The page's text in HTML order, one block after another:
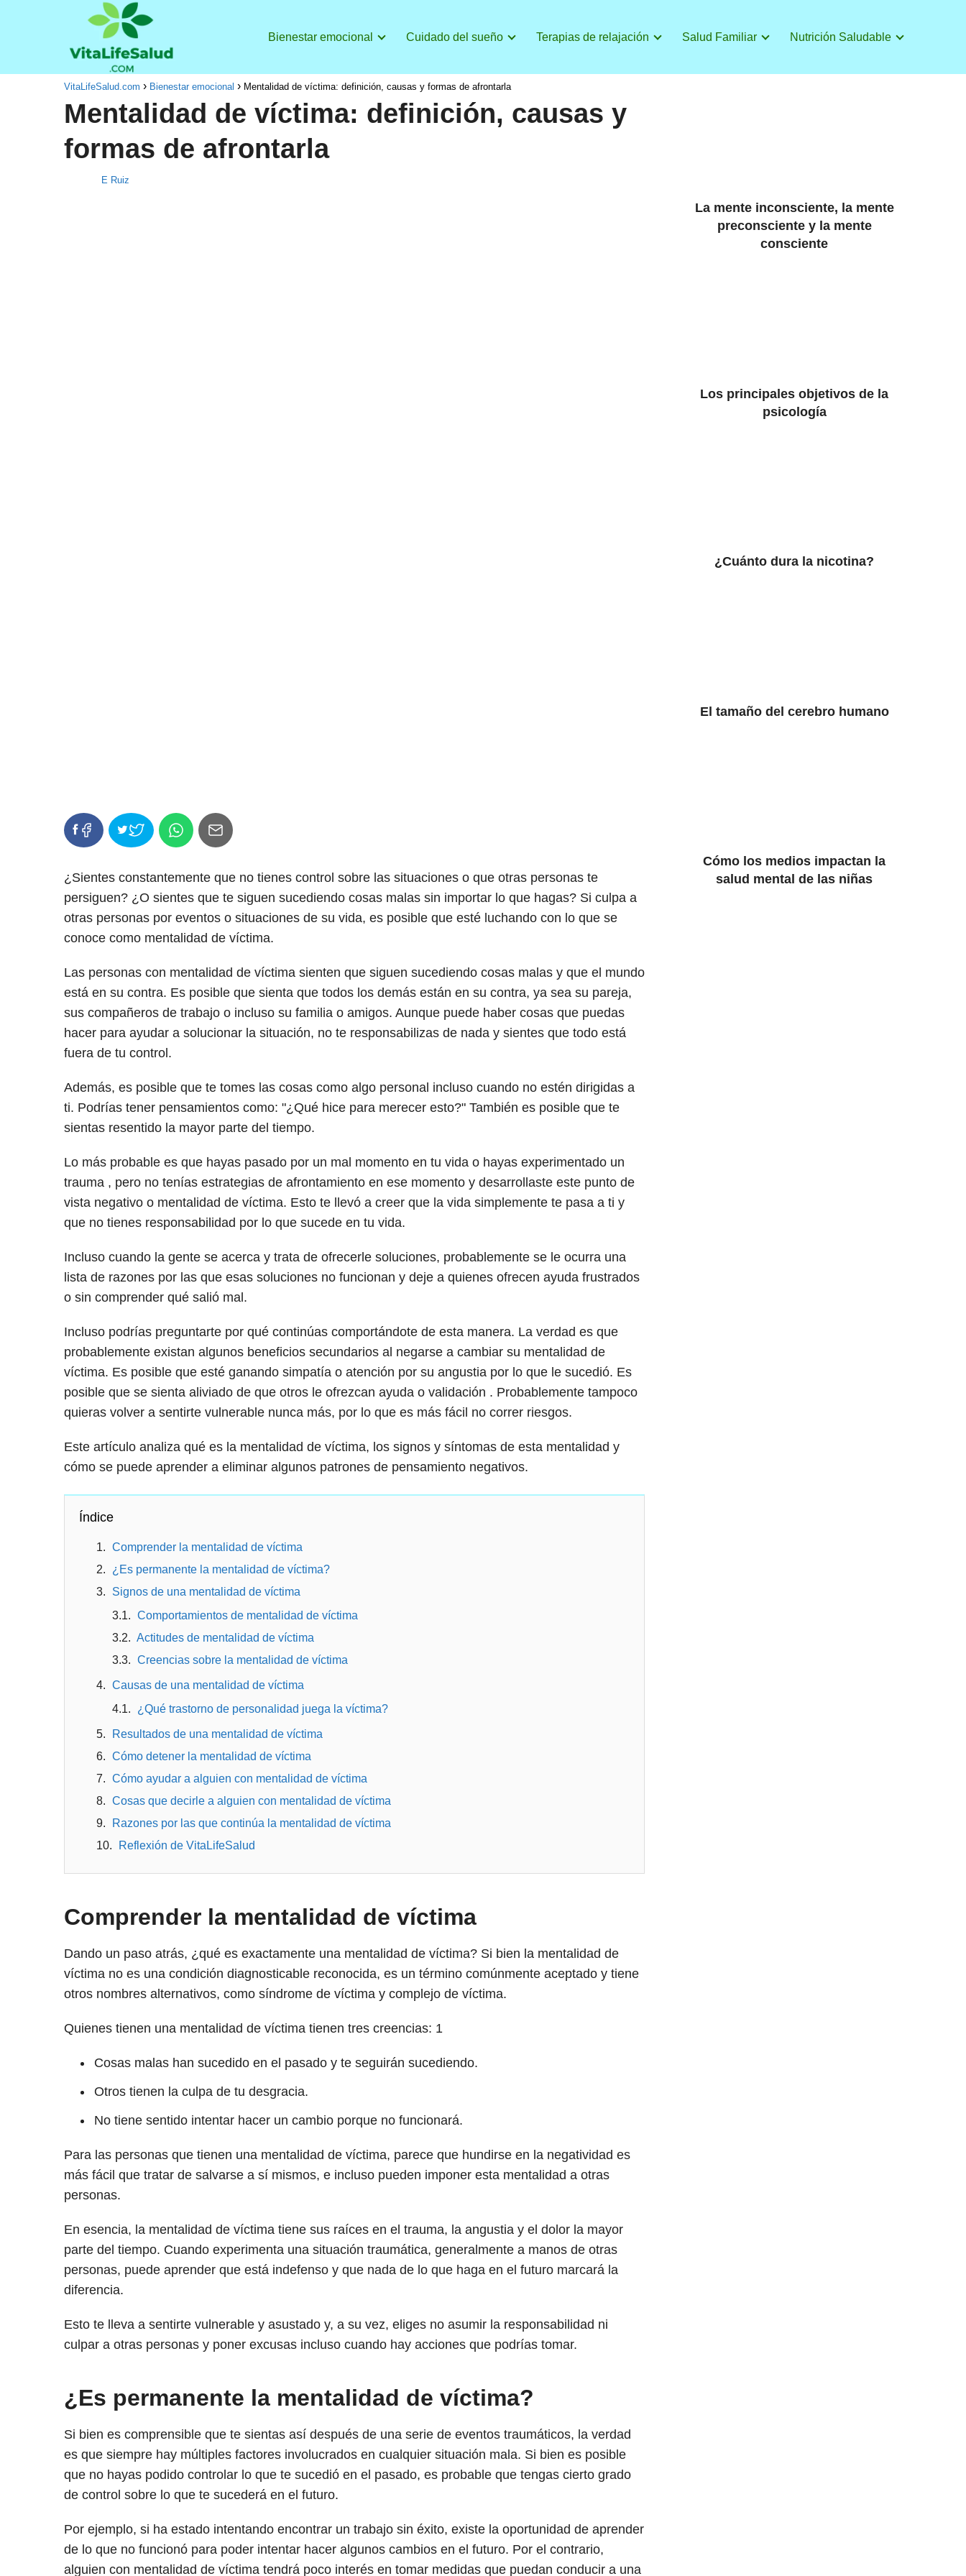
Bienestar emocional Cuidado del sueño Terapias de relajación Salud Familiar Nutrición Saludable
VitaLifeSalud.com Bienestar emocional Mentalidad de víctima: definición, causas y formas de afrontarla
Mentalidad de víctima: definición, causas y
formas de afrontarla
E Ruiz
¿Sientes constantemente que no tienes control sobre las situaciones o que otras personas te
persiguen? ¿O sientes que te siguen sucediendo cosas malas sin importar lo que hagas? Si culpa a
otras personas por eventos o situaciones de su vida, es posible que esté luchando con lo que se
conoce como mentalidad de víctima.
Las personas con mentalidad de víctima sienten que siguen sucediendo cosas malas y que el mundo
está en su contra. Es posible que sienta que todos los demás están en su contra, ya sea su pareja,
sus compañeros de trabajo o incluso su familia o amigos. Aunque puede haber cosas que puedas
hacer para ayudar a solucionar la situación, no te responsabilizas de nada y sientes que todo está
fuera de tu control.
Además, es posible que te tomes las cosas como algo personal incluso cuando no estén dirigidas a
ti. Podrías tener pensamientos como: "¿Qué hice para merecer esto?" También es posible que te
sientas resentido la mayor parte del tiempo.
Lo más probable es que hayas pasado por un mal momento en tu vida o hayas experimentado un
trauma , pero no tenías estrategias de afrontamiento en ese momento y desarrollaste este punto de
vista negativo o mentalidad de víctima. Esto te llevó a creer que la vida simplemente te pasa a ti y
que no tienes responsabilidad por lo que sucede en tu vida.
Incluso cuando la gente se acerca y trata de ofrecerle soluciones, probablemente se le ocurra una
lista de razones por las que esas soluciones no funcionan y deje a quienes ofrecen ayuda frustrados
o sin comprender qué salió mal.
Incluso podrías preguntarte por qué continúas comportándote de esta manera. La verdad es que
probablemente existan algunos beneficios secundarios al negarse a cambiar su mentalidad de
víctima. Es posible que esté ganando simpatía o atención por su angustia por lo que le sucedió. Es
posible que se sienta aliviado de que otros le ofrezcan ayuda o validación . Probablemente tampoco
quieras volver a sentirte vulnerable nunca más, por lo que es más fácil no correr riesgos.
Este artículo analiza qué es la mentalidad de víctima, los signos y síntomas de esta mentalidad y
cómo se puede aprender a eliminar algunos patrones de pensamiento negativos.
Índice
Comprender la mentalidad de víctima
¿Es permanente la mentalidad de víctima?
Signos de una mentalidad de víctima
Comportamientos de mentalidad de víctima
Actitudes de mentalidad de víctima
Creencias sobre la mentalidad de víctima
Causas de una mentalidad de víctima
¿Qué trastorno de personalidad juega la víctima?
Resultados de una mentalidad de víctima
Cómo detener la mentalidad de víctima
Cómo ayudar a alguien con mentalidad de víctima
Cosas que decirle a alguien con mentalidad de víctima
Razones por las que continúa la mentalidad de víctima
Reflexión de VitaLifeSalud
Comprender la mentalidad de víctima
Dando un paso atrás, ¿qué es exactamente una mentalidad de víctima? Si bien la mentalidad de
víctima no es una condición diagnosticable reconocida, es un término comúnmente aceptado y tiene
otros nombres alternativos, como síndrome de víctima y complejo de víctima.
Quienes tienen una mentalidad de víctima tienen tres creencias: 1
Cosas malas han sucedido en el pasado y te seguirán sucediendo.
Otros tienen la culpa de tu desgracia.
No tiene sentido intentar hacer un cambio porque no funcionará.
Para las personas que tienen una mentalidad de víctima, parece que hundirse en la negatividad es
más fácil que tratar de salvarse a sí mismos, e incluso pueden imponer esta mentalidad a otras
personas.
En esencia, la mentalidad de víctima tiene sus raíces en el trauma, la angustia y el dolor la mayor
parte del tiempo. Cuando experimenta una situación traumática, generalmente a manos de otras
personas, puede aprender que está indefenso y que nada de lo que haga en el futuro marcará la
diferencia.
Esto te lleva a sentirte vulnerable y asustado y, a su vez, eliges no asumir la responsabilidad ni
culpar a otras personas y poner excusas incluso cuando hay acciones que podrías tomar.
¿Es permanente la mentalidad de víctima?
Si bien es comprensible que te sientas así después de una serie de eventos traumáticos, la verdad
es que siempre hay múltiples factores involucrados en cualquier situación mala. Si bien es posible
que no hayas podido controlar lo que te sucedió en el pasado, es probable que tengas cierto grado
de control sobre lo que te sucederá en el futuro.
Por ejemplo, si ha estado intentando encontrar un trabajo sin éxito, existe la oportunidad de aprender
de lo que no funcionó para poder intentar hacer algunos cambios en el futuro. Por el contrario,
alguien con mentalidad de víctima tendrá poco interés en tomar medidas que puedan conducir a una
La mente inconsciente, la mente
preconsciente y la mente
consciente
Los principales objetivos de la
psicología
¿Cuánto dura la nicotina?
El tamaño del cerebro humano
Cómo los medios impactan la
salud mental de las niñas